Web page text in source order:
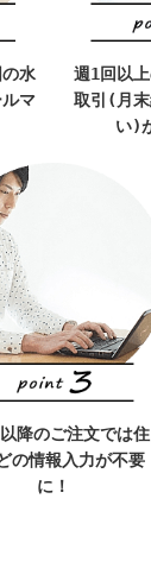
水
マ
週1回以
取引(月
い)
降のご注文では住
の情報入力が不要
に！